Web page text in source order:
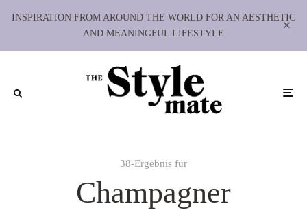
INSPIRATION FROM AROUND THE WORLD FOR AN AESTHETIC
AND MEANINGFUL LIFESTYLE
38-Ergebnis für
Champagner